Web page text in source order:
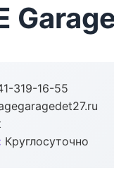
319-16-55
Круглосуточно